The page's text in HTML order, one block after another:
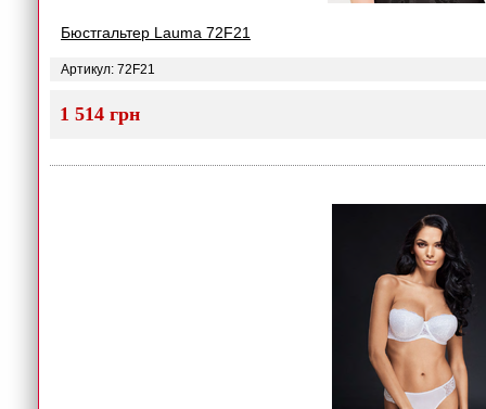
Бюстгальтер Lauma 72F21
Артикул: 72F21
1 514 грн